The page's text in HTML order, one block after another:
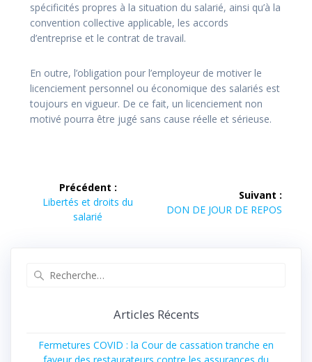
spécificités propres à la situation du salarié, ainsi qu’à la
convention collective applicable, les accords
d’entreprise et le contrat de travail.
En outre, l’obligation pour l’employeur de motiver le
licenciement personnel ou économique des salariés est
toujours en vigueur. De ce fait, un licenciement non
motivé pourra être jugé sans cause réelle et sérieuse.
Précédent :
Libertés et droits du
salarié
Suivant :
DON DE JOUR DE REPOS
Articles Récents
Fermetures COVID : la Cour de cassation tranche en
faveur des restaurateurs contre les assurances du